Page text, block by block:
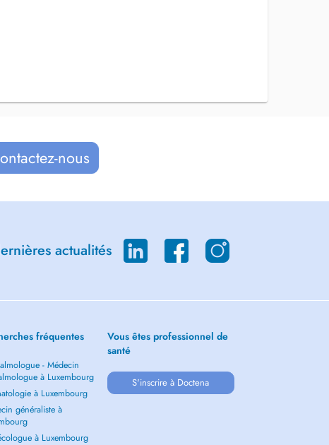
nous
actualités
fréquentes
- Médecin
à Luxembourg
à Luxembourg
généraliste à
à Luxembourg
Vous êtes professionnel de
santé
S'inscrire à Doctena